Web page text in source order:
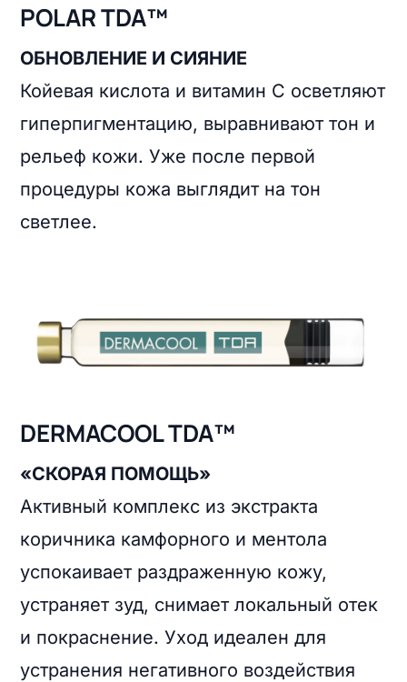
POLAR TDA™
ОБНОВЛЕНИЕ И СИЯНИЕ
Койевая кислота и витамин С осветляют
гиперпигментацию, выравнивают тон и
рельеф кожи. Уже после первой
процедуры кожа выглядит на тон
светлее.
DERMACOOL TDA™
«СКОРАЯ ПОМОЩЬ»
Активный комплекс из экстракта
коричника камфорного и ментола
успокаивает раздраженную кожу,
устраняет зуд, снимает локальный отек
и покраснение. Уход идеален для
устранения негативного воздействия